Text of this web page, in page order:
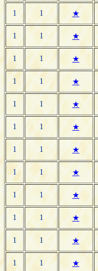
1 1 ★
1 1 ★
1 1 ★
1 1 ★
1 1 ★
1 1 ★
1 1 ★
1 1 ★
1 1 ★
1 1 ★
1 1 ★
1 1 ★